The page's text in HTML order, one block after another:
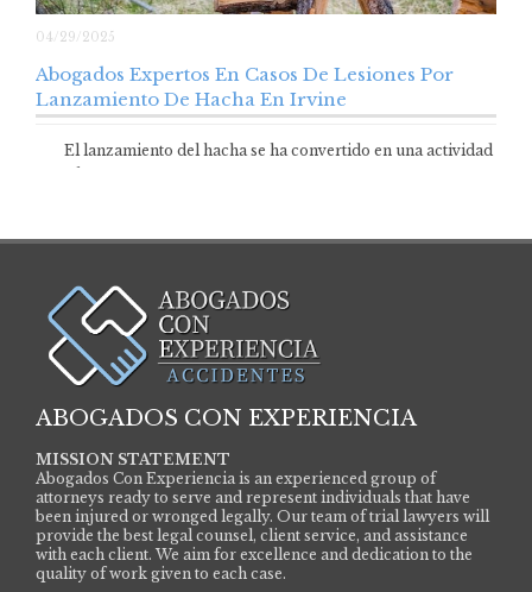
04/29/2025
Abogados Expertos En Casos De Lesiones Por
Lanzamiento De Hacha En Irvine
El lanzamiento del hacha se ha convertido en una actividad
popular…
ABOGADOS CON EXPERIENCIA
MISSION STATEMENT
Abogados Con Experiencia is an experienced group of
attorneys ready to serve and represent individuals that have
been injured or wronged legally. Our team of trial lawyers will
provide the best legal counsel, client service, and assistance
with each client. We aim for excellence and dedication to the
quality of work given to each case.